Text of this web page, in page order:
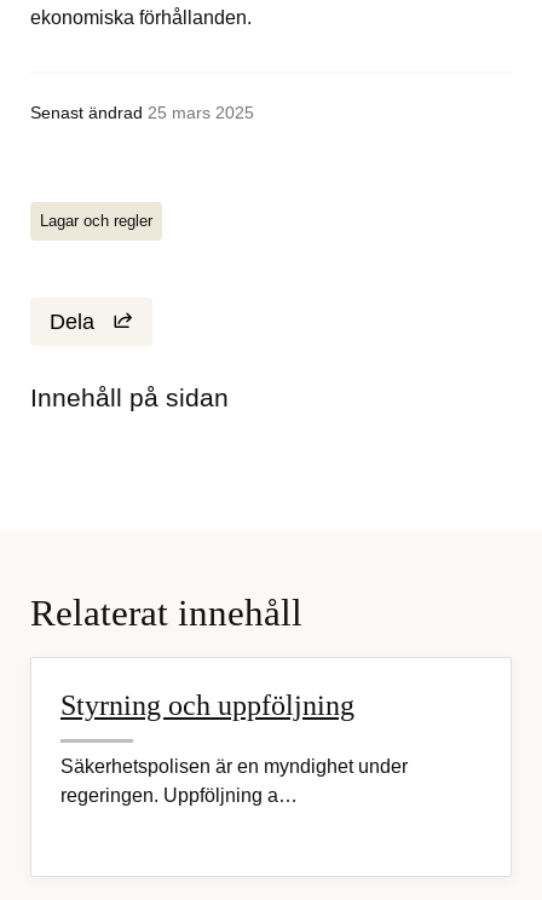
ekonomiska förhållanden.
Senast ändrad 25 mars 2025
Lagar och regler
Dela
Innehåll på sidan
Relaterat innehåll
Styrning och uppföljning
Säkerhetspolisen är en myndighet under
regeringen. Uppföljning a…